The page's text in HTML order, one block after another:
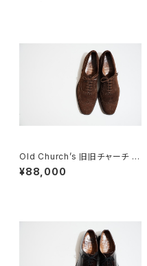
Old Church’s 旧旧チャーチ 二
都市 Buck 85D
¥88,000